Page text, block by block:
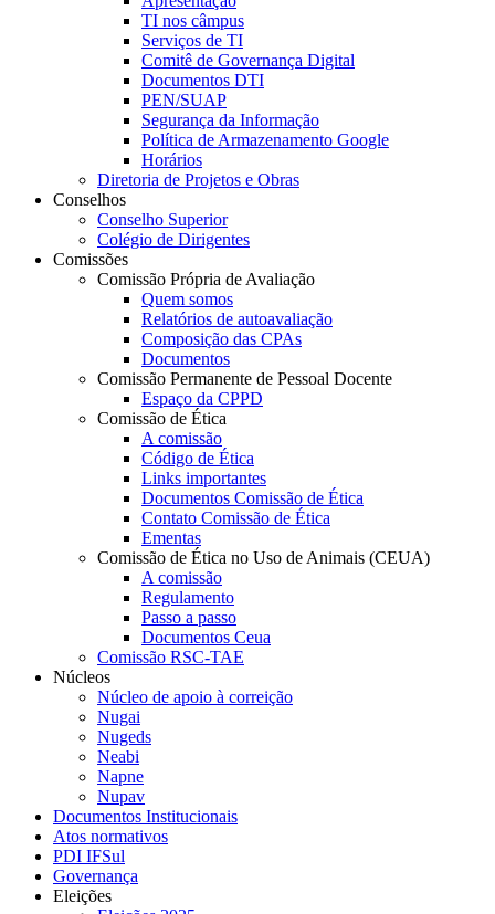
TI nos câmpus
Serviços de TI
Comitê de Governança Digital
Documentos DTI
PEN/SUAP
Segurança da Informação
Política de Armazenamento Google
Horários
Diretoria de Projetos e Obras
Conselhos
Conselho Superior
Colégio de Dirigentes
Comissões
Comissão Própria de Avaliação
Quem somos
Relatórios de autoavaliação
Composição das CPAs
Documentos
Comissão Permanente de Pessoal Docente
Espaço da CPPD
Comissão de Ética
A comissão
Código de Ética
Links importantes
Documentos Comissão de Ética
Contato Comissão de Ética
Ementas
Comissão de Ética no Uso de Animais (CEUA)
A comissão
Regulamento
Passo a passo
Documentos Ceua
Comissão RSC-TAE
Núcleos
Núcleo de apoio à correição
Nugai
Nugeds
Neabi
Napne
Nupav
Documentos Institucionais
Atos normativos
PDI IFSul
Governança
Eleições